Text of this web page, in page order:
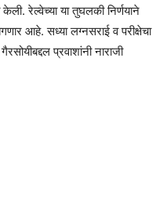
रेल्वेच्या या तुघलकी निर्णयाने
आहे. सध्या लग्नसराई व परीक्षेचा
प्रवाशांनी नाराजी